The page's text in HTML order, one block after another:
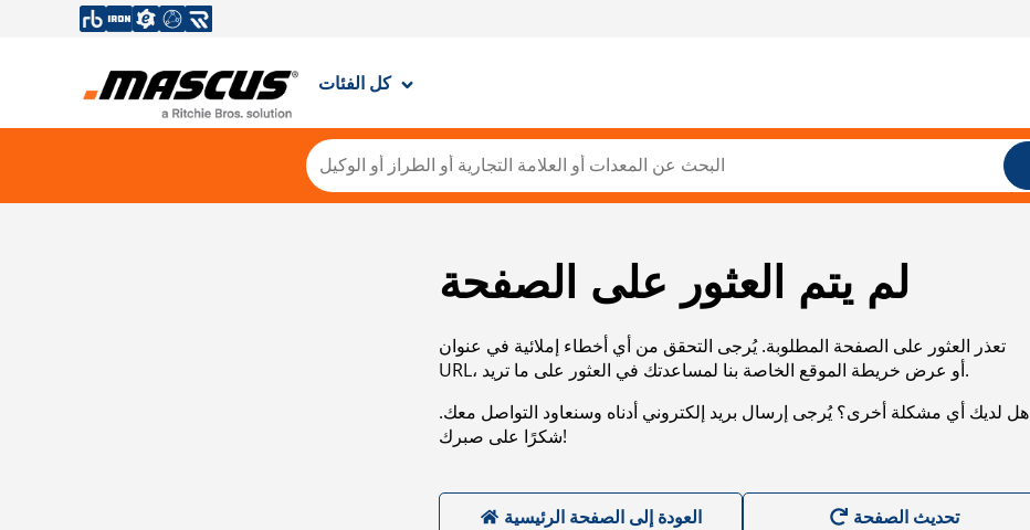
كل الفئات
لم يتم العثور على الصفحة
تعذر العثور على الصفحة المطلوبة. يُرجى التحقق من أي أخطاء إملائية في عنوان
URL، أو عرض خريطة الموقع الخاصة بنا لمساعدتك في العثور على ما تريد.
هل لديك أي مشكلة أخرى؟ يُرجى إرسال بريد إلكتروني أدناه وسنعاود التواصل معك.
شكرًا على صبرك!
العودة إلى الصفحة الرئيسية